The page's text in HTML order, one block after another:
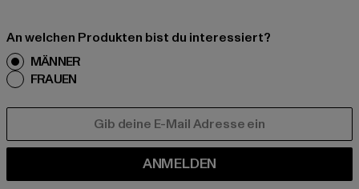
An welchen Produkten bist du interessiert?
MÄNNER
FRAUEN
ANMELDEN